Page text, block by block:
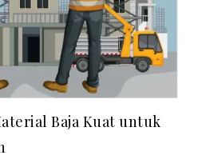
Baja Kuat untuk